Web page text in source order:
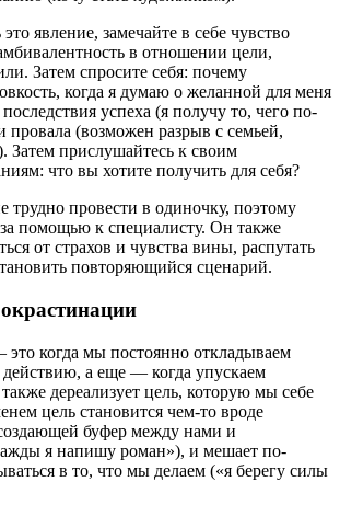
явление, замечайте в себе чувство
в отношении цели,
Затем спросите себя: почему
когда я думаю о желанной для меня
успеха (я получу то, чего по-
провала (возможен разрыв с семьей,
Затем прислушайтесь к своим
что вы хотите получить для себя?
трудно провести в одиночку, поэтому
помощью к специалисту. Он также
от страхов и чувства вины, распутать
повторяющийся сценарий.
когда мы постоянно откладываем
действию, а еще — когда упускаем
дереализует цель, которую мы себе
цель становится чем-то вроде
буфер между нами и
я напишу роман»), и мешает по-
в то, что мы делаем («я берегу силы